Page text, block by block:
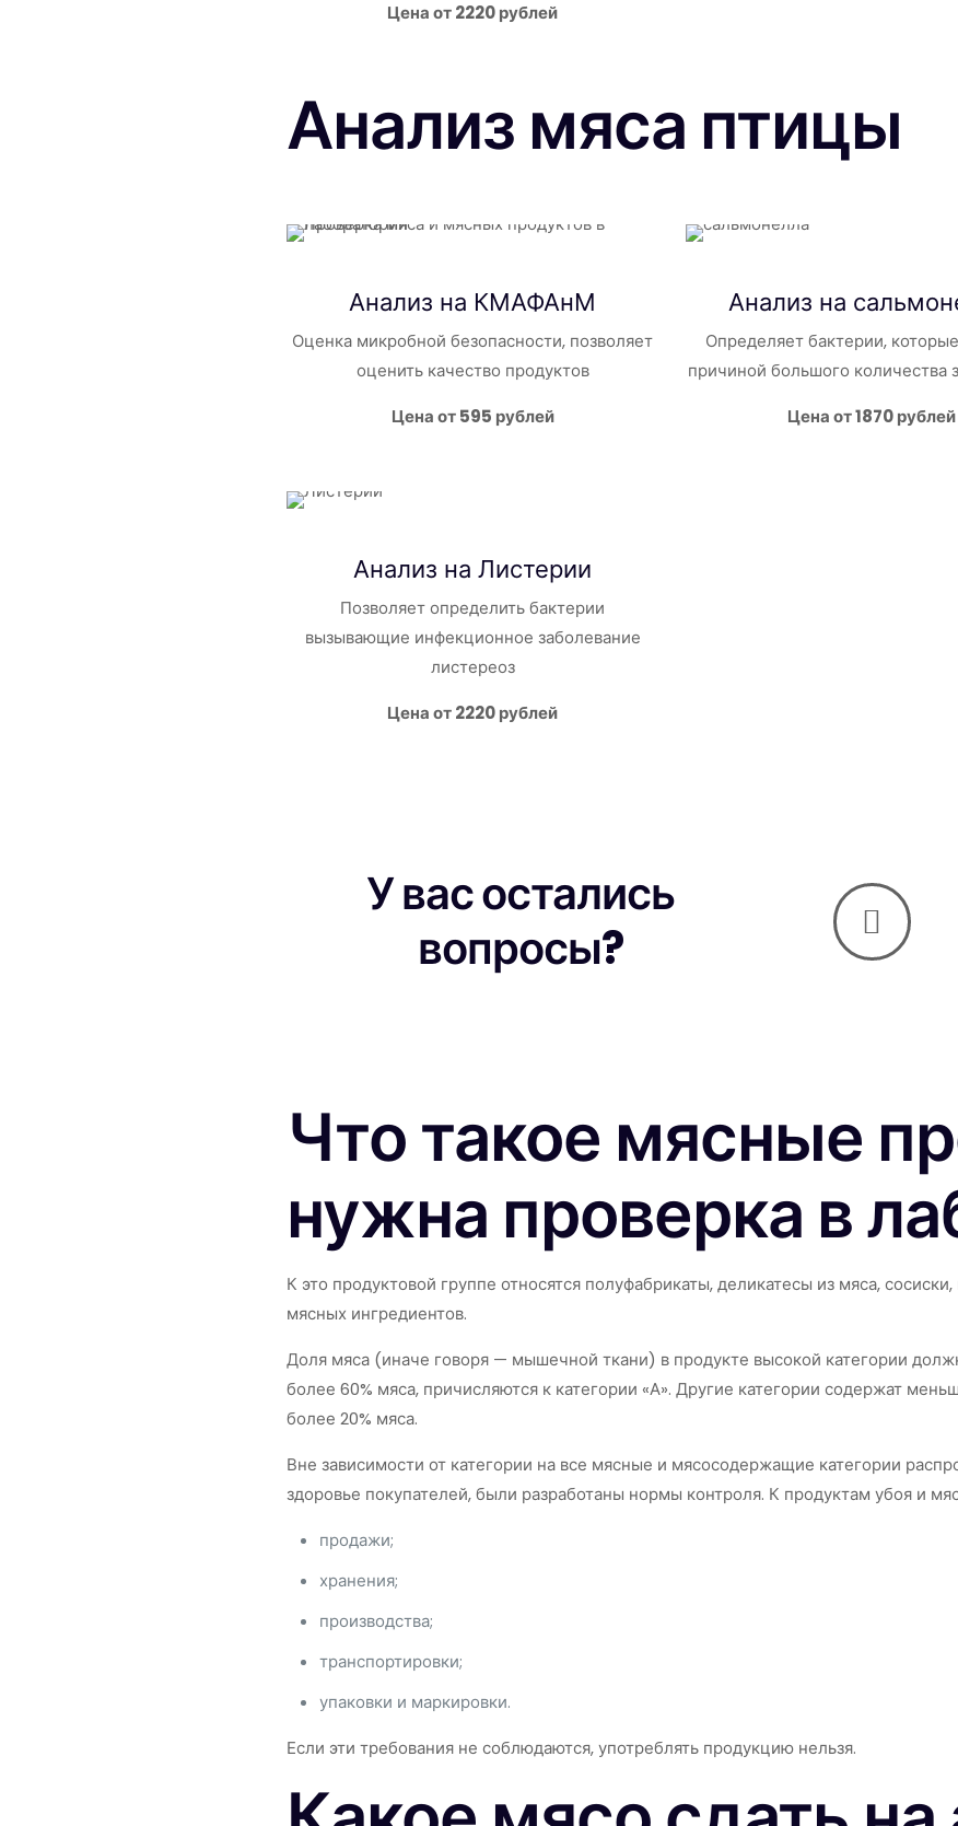
Цена от 2220 рублей
Анализ мяса птицы
Анализ на КМАФАнМ
Оценка микробной безопасности, позволяет
оценить качество продуктов
Цена от 595 рублей
Анализ на
Определяет бактерии,
причиной большого количества
Цена от 1870 рублей
Анализ на Листерии
Позволяет определить бактерии
вызывающие инфекционное заболевание
листереоз
Цена от 2220 рублей
У вас остались
вопросы?
Что такое мясные
нужна проверка в
К это продуктовой группе относятся полуфабрикаты, деликатесы из мяса,
мясных ингредиентов.
Доля мяса (иначе говоря — мышечной ткани) в продукте высокой категории
более 60% мяса, причисляются к категории «А». Другие категории содержат
более 20% мяса.
Вне зависимости от категории на все мясные и мясосодержащие категории
здоровье покупателей, были разработаны нормы контроля. К продуктам убоя и
продажи;
хранения;
производства;
транспортировки;
упаковки и маркировки.
Если эти требования не соблюдаются, употреблять продукцию нельзя.